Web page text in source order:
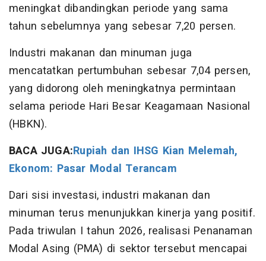
meningkat dibandingkan periode yang sama
tahun sebelumnya yang sebesar 7,20 persen.
Industri makanan dan minuman juga
mencatatkan pertumbuhan sebesar 7,04 persen,
yang didorong oleh meningkatnya permintaan
selama periode Hari Besar Keagamaan Nasional
(HBKN).
BACA JUGA:Rupiah dan IHSG Kian Melemah,
Ekonom: Pasar Modal Terancam
Dari sisi investasi, industri makanan dan
minuman terus menunjukkan kinerja yang positif.
Pada triwulan I tahun 2026, realisasi Penanaman
Modal Asing (PMA) di sektor tersebut mencapai